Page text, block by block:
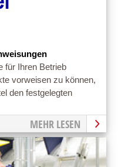
für Ihren Betrieb
vorweisen zu können,
den festgelegten
MEHR LESEN